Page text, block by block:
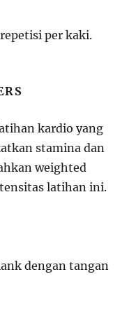
per kaki.
kardio yang
stamina dan
weighted
latihan ini.
dengan tangan